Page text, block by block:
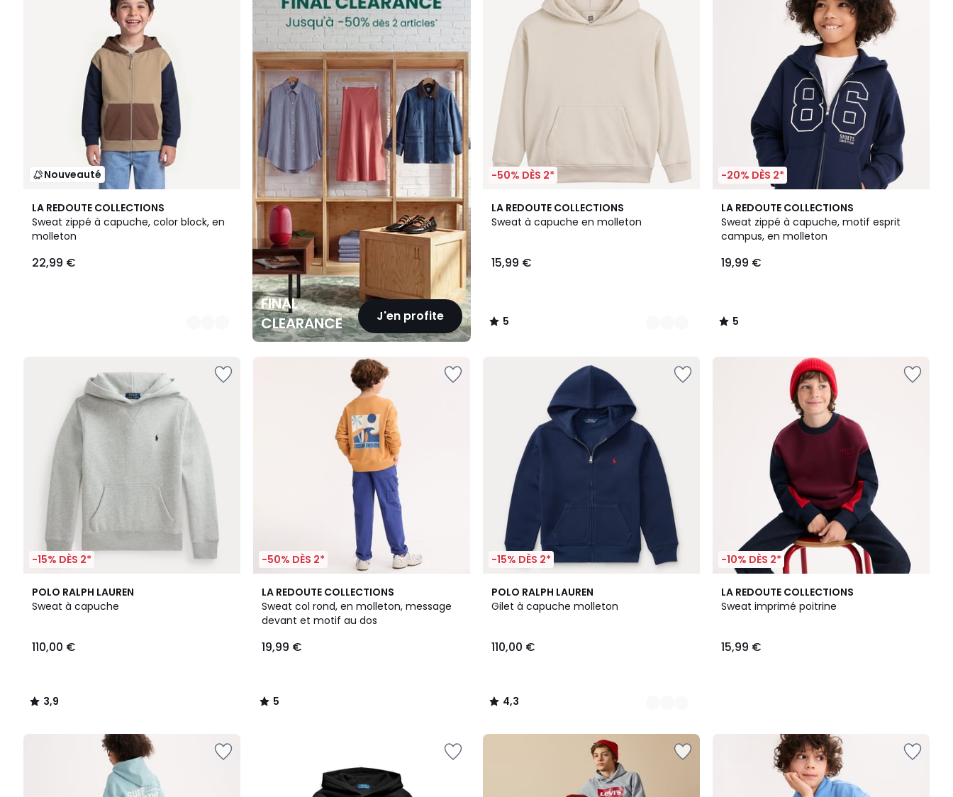
Nouveauté
LA REDOUTE COLLECTIONS
Sweat zippé à capuche, color block, en
molleton
22,99 €
2
Couleurs
FINAL
CLEARANCE
J'en profite
-50% DÈS 2*
LA REDOUTE COLLECTIONS
Sweat à capuche en molleton
15,99 €
5
/
5
Couleurs
5
/
-20% DÈS 2*
LA REDOUTE COLLECTIONS
Sweat zippé à capuche, motif esprit
campus, en molleton
19,99 €
5
/
5
5
/
-15% DÈS 2*
POLO RALPH LAUREN
Sweat à capuche
110,00 €
3,9
/ 5
3,9
/
-50% DÈS 2*
LA REDOUTE COLLECTIONS
Sweat col rond, en molleton, message
devant et motif au dos
19,99 €
5
/
5
5
/
-15% DÈS 2*
POLO RALPH LAUREN
Gilet à capuche molleton
110,00 €
4,3
/ 5
2
Couleurs
4,3
/
-10% DÈS 2*
LA REDOUTE COLLECTIONS
Sweat imprimé poitrine
15,99 €